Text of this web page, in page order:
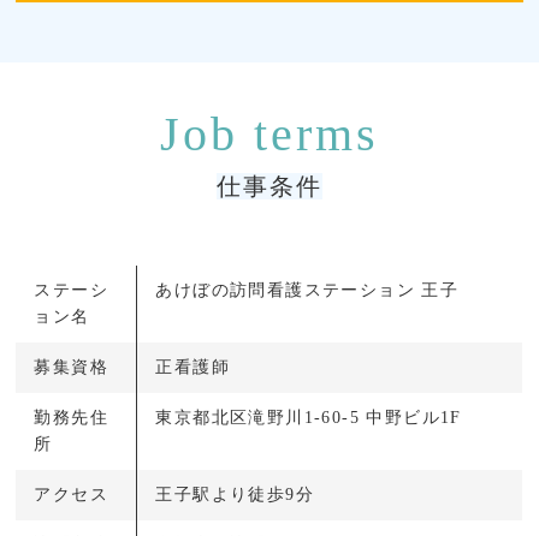
仕事条件
ステーシ
ョン名
あけぼの訪問看護ステーション 王子
募集資格 正看護師
勤務先住
所
東京都北区滝野川1-60-5 中野ビル1F
アクセス 王子駅より徒歩9分